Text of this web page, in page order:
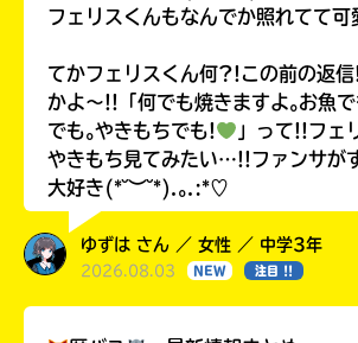
フェリスくんもなんでか照れてて可
てかフェリスくん何?!この前の返
かよ〜!!「何でも焼きますよ｡お魚
でも｡やきもちでも!
」って!!フェ
やきもち見てみたい…!!ファンサが
大好き(*˘︶˘*).｡.:*♡
ゆずは さん ／ 女性 ／ 中学3年
2026.08.03 NEW 注目 !!